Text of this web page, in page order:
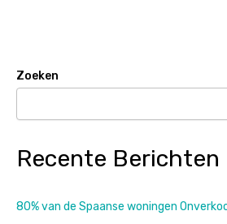
Zoeken
Recente Berichten
80% van de Spaanse woningen